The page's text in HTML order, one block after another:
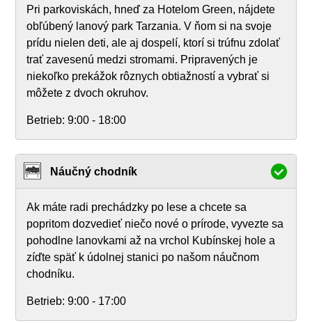
Pri parkoviskách, hneď za Hotelom Green, nájdete
obľúbený lanový park Tarzania. V ňom si na svoje
prídu nielen deti, ale aj dospelí, ktorí si trúfnu zdolať
trať zavesenú medzi stromami. Pripravených je
niekoľko prekážok rôznych obtiažností a vybrať si
môžete z dvoch okruhov.
Betrieb: 9:00 - 18:00
Náučný chodník
Ak máte radi prechádzky po lese a chcete sa
popritom dozvedieť niečo nové o prírode, vyvezte sa
pohodlne lanovkami až na vrchol Kubínskej hole a
zíďte späť k údolnej stanici po našom náučnom
chodníku.
Betrieb: 9:00 - 17:00